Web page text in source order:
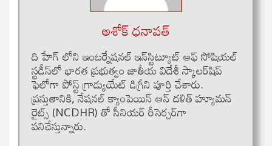
అశోక్ ధనావత్
ది హేగ్ లోని ఇంటర్నేషనల్ ఇన్‌స్టిట్యూట్ ఆఫ్ సోషియల్
స్టడీస్‌లో భారత ప్రభుత్వం జాతీయ విదేశీ స్కాలర్‌షిప్
ఫెలోగా పోస్ట్ గ్రాడ్యుయేట్ డిగ్రీని పూర్తి చేశారు.
ప్రస్తుతానికి, నేషనల్ క్యాంపెయిన్ ఆన్ దళిత్ హ్యూమన్
రైట్స్ (NCDHR) తో సీనియర్ రీసెర్చర్‌గా
పనిచేస్తున్నారు.